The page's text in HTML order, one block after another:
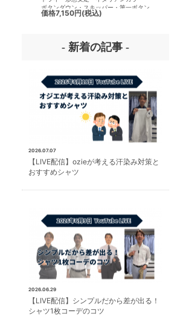
ボタンダウン・スキッパー・第一ボタン
無し
価格7,150円(税込)
- 新着の記事 -
2026.07.07
【LIVE配信】ozieが考える汗染み対策と
おすすめシャツ
2026.06.29
【LIVE配信】シンプルだから差が出る！
シャツ1枚コーデのコツ